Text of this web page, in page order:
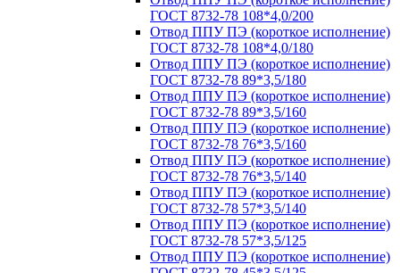
ГОСТ 8732-78 108*4,0/200
Отвод ППУ ПЭ (короткое исполнение)
ГОСТ 8732-78 108*4,0/180
Отвод ППУ ПЭ (короткое исполнение)
ГОСТ 8732-78 89*3,5/180
Отвод ППУ ПЭ (короткое исполнение)
ГОСТ 8732-78 89*3,5/160
Отвод ППУ ПЭ (короткое исполнение)
ГОСТ 8732-78 76*3,5/160
Отвод ППУ ПЭ (короткое исполнение)
ГОСТ 8732-78 76*3,5/140
Отвод ППУ ПЭ (короткое исполнение)
ГОСТ 8732-78 57*3,5/140
Отвод ППУ ПЭ (короткое исполнение)
ГОСТ 8732-78 57*3,5/125
Отвод ППУ ПЭ (короткое исполнение)